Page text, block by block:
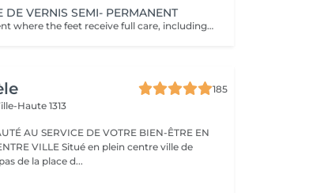
DE VERNIS SEMI- PERMANENT
It is a beauty treatment where the feet receive full care, including nail trimming, shaping, and skin exfoliation, followed by the application of a semi-permanent nail polish. The semi-permanent polish is applied in thin layers, each cured under a UV or LED lamp to harden it, resulting in a long-lasting, chip-resistant, and glossy finish. This service leaves the toenails beautifully colored and durable, with the skin and nails refreshed and well-groomed.
185
Haute 1313
AU SERVICE DE VOTRE BIEN-ÊTRE EN
en plein centre ville de
de la place d...